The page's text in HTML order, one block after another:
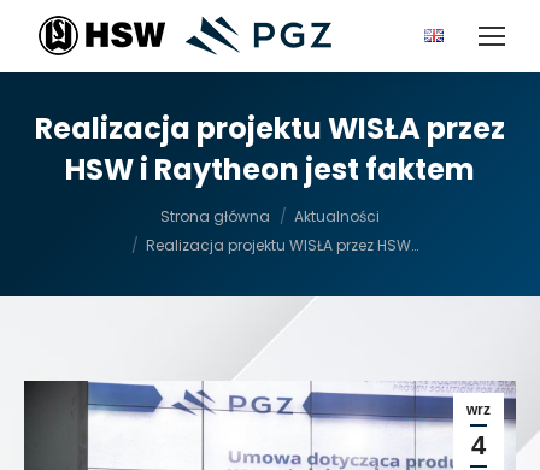
Realizacja projektu WISŁA przez
HSW i Raytheon jest faktem
Strona główna
Aktualności
Realizacja projektu WISŁA przez HSW…
wrz
4